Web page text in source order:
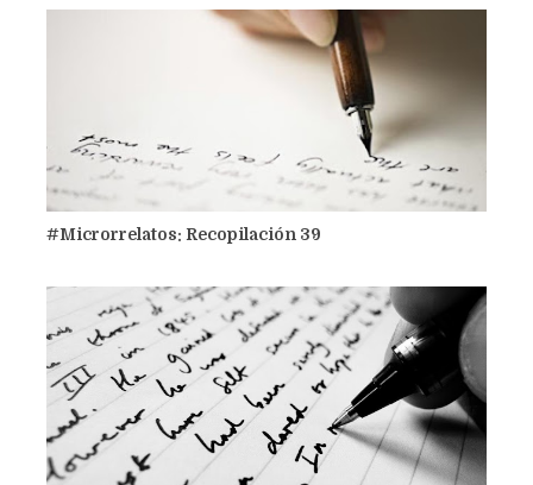
#Microrrelatos: Recopilación 39